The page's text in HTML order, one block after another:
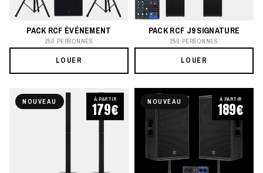
PACK RCF ÉVÉNEMENT
250 PERSONNES
LOUER
PACK RCF J9 SIGNATURE
250 PERSONNES
LOUER
NOUVEAU À PARTIR
179€ NOUVEAU À PARTIR
189€